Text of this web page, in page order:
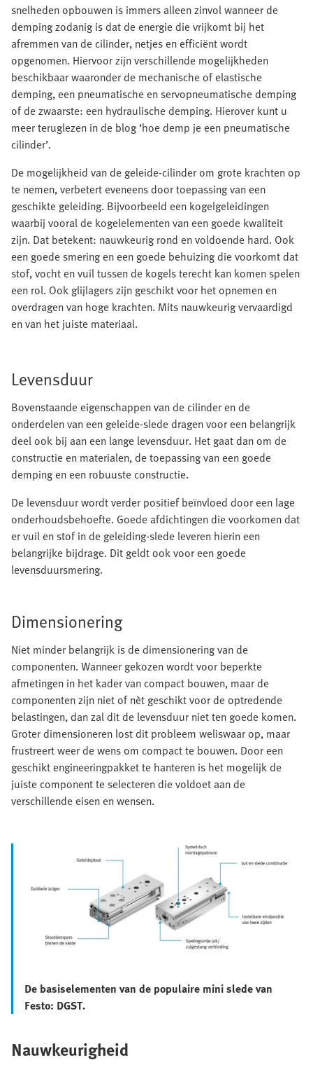
snelheden opbouwen is immers alleen zinvol wanneer de
demping zodanig is dat de energie die vrijkomt bij het
afremmen van de cilinder, netjes en efficiënt wordt
opgenomen. Hiervoor zijn verschillende mogelijkheden
beschikbaar waaronder de mechanische of elastische
demping, een pneumatische en servopneumatische demping
of de zwaarste: een hydraulische demping. Hierover kunt u
meer teruglezen in de blog ‘hoe demp je een pneumatische
cilinder’.
De mogelijkheid van de geleide-cilinder om grote krachten op
te nemen, verbetert eveneens door toepassing van een
geschikte geleiding. Bijvoorbeeld een kogelgeleidingen
waarbij vooral de kogelelementen van een goede kwaliteit
zijn. Dat betekent: nauwkeurig rond en voldoende hard. Ook
een goede smering en een goede behuizing die voorkomt dat
stof, vocht en vuil tussen de kogels terecht kan komen spelen
een rol. Ook glijlagers zijn geschikt voor het opnemen en
overdragen van hoge krachten. Mits nauwkeurig vervaardigd
en van het juiste materiaal.
Levensduur
Bovenstaande eigenschappen van de cilinder en de
onderdelen van een geleide-slede dragen voor een belangrijk
deel ook bij aan een lange levensduur. Het gaat dan om de
constructie en materialen, de toepassing van een goede
demping en een robuuste constructie.
De levensduur wordt verder positief beïnvloed door een lage
onderhoudsbehoefte. Goede afdichtingen die voorkomen dat
er vuil en stof in de geleiding-slede leveren hierin een
belangrijke bijdrage. Dit geldt ook voor een goede
levensduursmering.
Dimensionering
Niet minder belangrijk is de dimensionering van de
componenten. Wanneer gekozen wordt voor beperkte
afmetingen in het kader van compact bouwen, maar de
componenten zijn niet of nèt geschikt voor de optredende
belastingen, dan zal dit de levensduur niet ten goede komen.
Groter dimensioneren lost dit probleem weliswaar op, maar
frustreert weer de wens om compact te bouwen. Door een
geschikt engineeringpakket te hanteren is het mogelijk de
juiste component te selecteren die voldoet aan de
verschillende eisen en wensen.
De basiselementen van de populaire mini slede van
Festo: DGST.
Nauwkeurigheid